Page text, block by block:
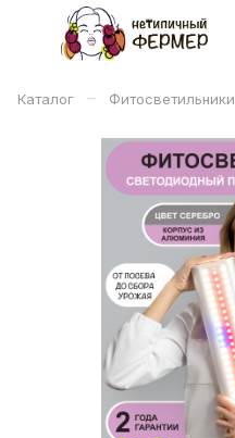
Каталог – Фитосветильники